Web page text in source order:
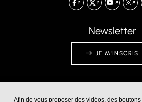
Afin de vous proposer des vidéos, des
Newsletter
JE M'INSCRIS